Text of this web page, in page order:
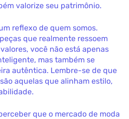
valorize seu patrimônio.
reflexo de quem somos.
que realmente ressoem
você não está apenas
mas também se
autêntica. Lembre-se de que
aquelas que alinham estilo,
que o mercado de moda